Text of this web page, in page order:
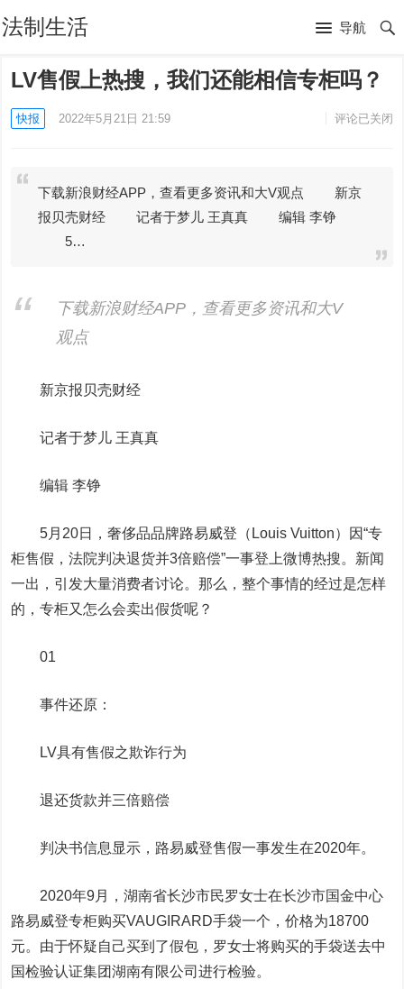
法制生活 导航
LV售假上热搜，我们还能相信专柜吗？
快报 2022年5月21日 21:59 评论已关闭
下载新浪财经APP，查看更多资讯和大V观点 新京
报贝壳财经 记者于梦儿 王真真 编辑 李铮
5…
下载新浪财经APP，查看更多资讯和大V
观点
新京报 贝壳财经
记者于梦儿 王真真
编辑 李铮
5月20日，奢侈品品牌路易威登（Louis Vuitton）因“专
柜售假，法院判决退货并3倍赔偿”一事登上微博热搜。新闻
一出，引发大量消费者讨论。那么，整个事情的经过是怎样
的，专柜又怎么会卖出假货呢？
01
事件还原：
LV具有售假之欺诈行为
退还货款并三倍赔偿
判决书信息显示，路易威登售假一事发生在2020年。
2020年9月，湖南省长沙市民罗女士在长沙市国金中心
路易威登专柜购买VAUGIRARD手袋一个，价格为18700
元。由于怀疑自己买到了假包，罗女士将购买的手袋送去中
国检验认证集团湖南有限公司进行检验。